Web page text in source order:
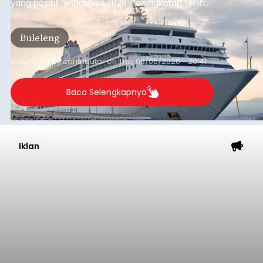
yang positif hingga Juli 2026. Peningkatan terlihat
dari arus kapal yang mencapai 1,48 juta Gross
Tonnage (GT), atau tumbuh 12,4 persen
dibandingkan periode yang sama tahun lalu
yang tercatat sebesar 1,32 juta GT.
Buleleng
Submitted bycontributoronThu, 08/06/2026 - 20:41
Baca Selengkapnya
Iklan